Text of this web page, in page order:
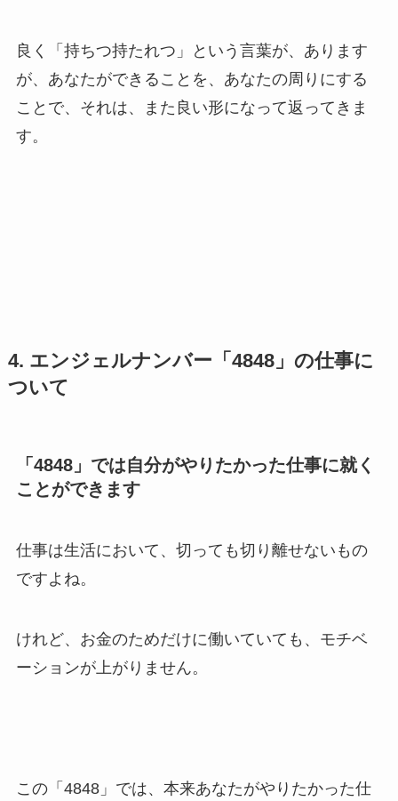
良く「持ちつ持たれつ」という言葉が、あります
が、あなたができることを、あなたの周りにする
ことで、それは、また良い形になって返ってきま
す。
4. エンジェルナンバー「4848」の仕事に
ついて
「4848」では自分がやりたかった仕事に就く
ことができます
仕事は生活において、切っても切り離せないもの
ですよね。
けれど、お金のためだけに働いていても、モチベ
ーションが上がりません。
この「4848」では、本来あなたがやりたかった仕